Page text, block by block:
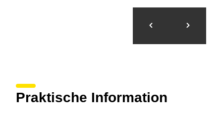
Praktische Information